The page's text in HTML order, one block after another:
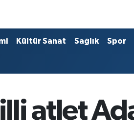
Kültür Sanat Sağlık Spor
atlet